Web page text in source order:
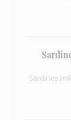
Sardines